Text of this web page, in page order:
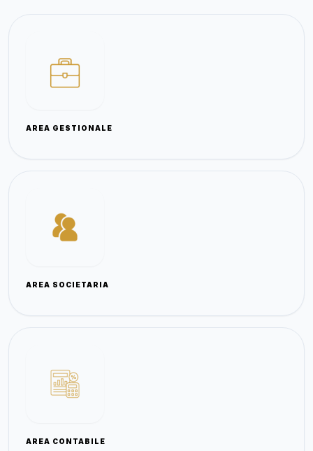
AREA GESTIONALE
AREA SOCIETARIA
AREA CONTABILE